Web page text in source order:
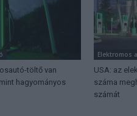
töltő van
hagyományos
Elektromos
USA: az
száma
számát